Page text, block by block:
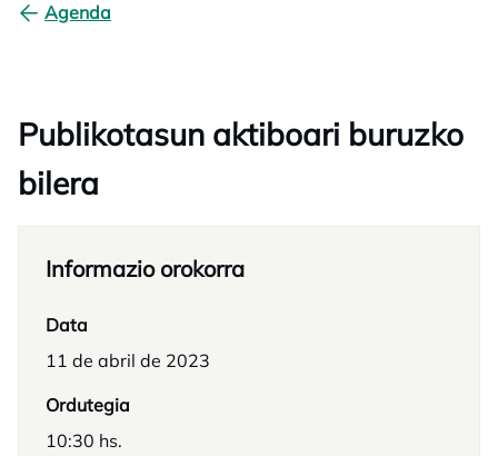
Agenda
Publikotasun aktiboari buruzko
bilera
Informazio orokorra
Data
11 de abril de 2023
Ordutegia
10:30 hs.